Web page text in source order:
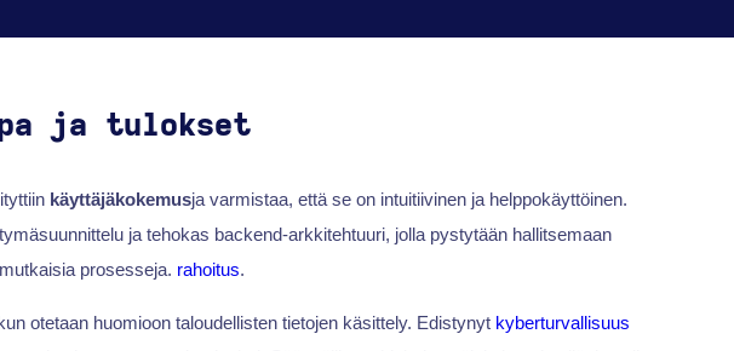
ja tulokset
käyttäjäkokemusja varmistaa, että se on intuitiivinen ja helppokäyttöinen.
ja tehokas backend-arkkitehtuuri, jolla pystytään hallitsemaan
prosesseja. rahoitus.
otetaan huomioon taloudellisten tietojen käsittely. Edistynyt kyberturvallisuus